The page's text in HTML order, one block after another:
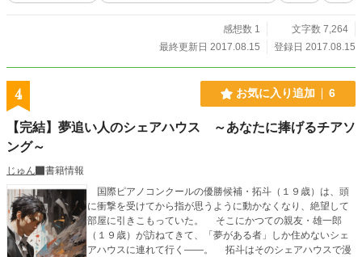
感想数 1
文字数 7,264
最終更新日 2017.08.15
登録日 2017.08.15
4 お気に入り追加 6
【完結】夢追い人のシェアハウス ～あなたに捧げるチアソ
ング～
じゅん
書籍情報
国際ピアノコンクールの優勝候補・拓斗（１９歳）は、頭
に衝撃を受けてから指が思うように動かなくなり、絶望して
部屋に引きこもっていた。 そこにかつての親友・雄一郎
（１９歳）が訪ねてきて、「夢がある者」しか住めないシェ
アハウスに連れて行く――。 拓斗はそのシェアハウスで漫